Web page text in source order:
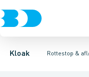
Kloak Rottestop &
Rør & fittingsBrønde
Højvands lukkere
Type 1 med 1 lukker